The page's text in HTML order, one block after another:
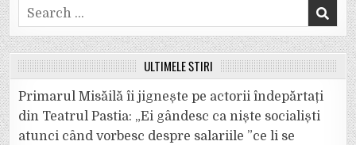
Search
for:
ULTIMELE ȘTIRI
Primarul Misăilă îi jignește pe actorii îndepărtați
din Teatrul Pastia: „Ei gândesc ca niște socialiști
atunci când vorbesc despre salariile ”ce li se